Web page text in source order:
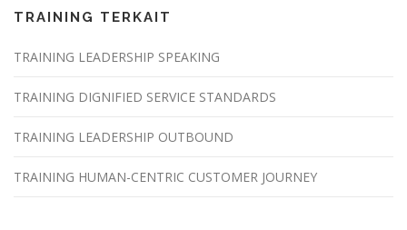
TRAINING TERKAIT
TRAINING LEADERSHIP SPEAKING
TRAINING DIGNIFIED SERVICE STANDARDS
TRAINING LEADERSHIP OUTBOUND
TRAINING HUMAN-CENTRIC CUSTOMER JOURNEY